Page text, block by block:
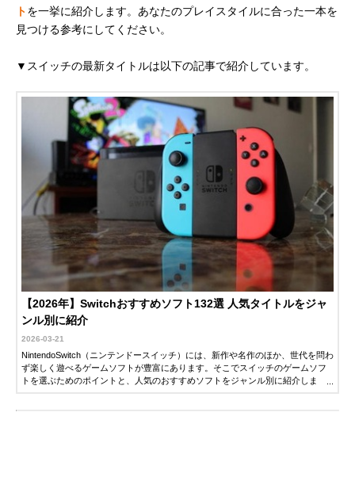
トを一挙に紹介します。あなたのプレイスタイルに合った一本を
見つける参考にしてください。
▼スイッチの最新タイトルは以下の記事で紹介しています。
【2026年】Switchおすすめソフト132選 人気タイトルをジャ
ンル別に紹介
2026-03-21
NintendoSwitch（ニンテンドースイッチ）には、新作や名作のほか、世代を問わ
ず楽しく遊べるゲームソフトが豊富にあります。そこでスイッチのゲームソフ
トを選ぶためのポイントと、人気のおすすめソフトをジャンル別に紹介しま